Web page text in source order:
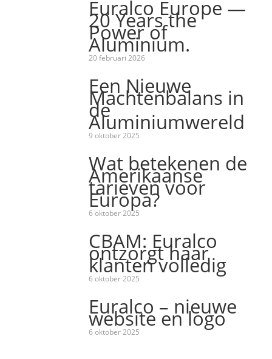
Euralco Europe —
20 Years the
Power of
Aluminium.
20 februari 2026
Een Nieuwe
Machtenbalans in
de
Aluminiumwereld
9 oktober 2025
Wat betekenen de
Amerikaanse
tarieven voor
Europa?
6 oktober 2025
CBAM: Euralco
ontzorgt haar
klanten volledig
6 oktober 2025
Euralco – nieuwe
website en logo
6 oktober 2025